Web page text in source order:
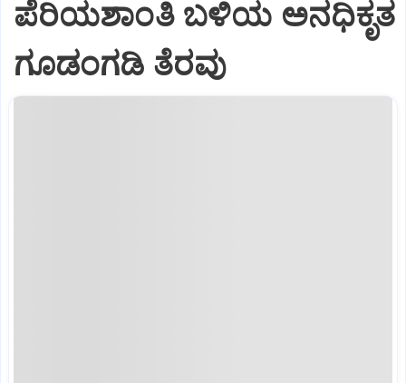
ಪೆರಿಯಶಾಂತಿ ಬಳಿಯ ಅನಧಿಕೃತ
ಗೂಡಂಗಡಿ ತೆರವು